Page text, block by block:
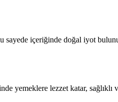
içeriğinde doğal iyot
yemeklere lezzet katar,